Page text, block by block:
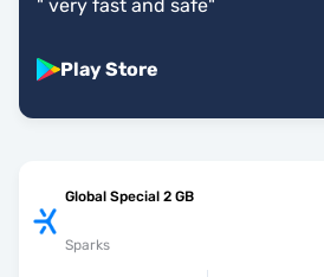
" very fast and safe"
Play Store
Global Special 2 GB
Sparks